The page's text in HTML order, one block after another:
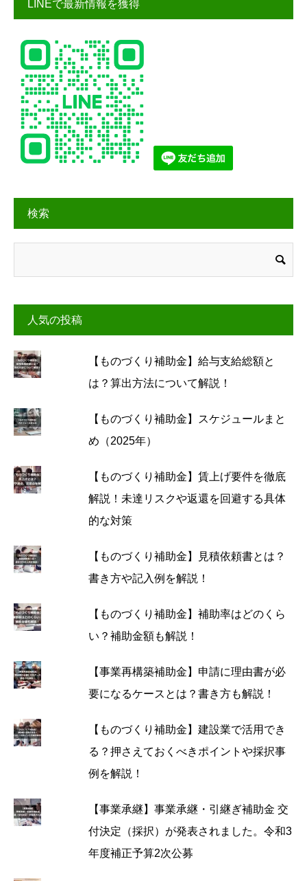
LINEで最新情報を獲得
検索
人気の投稿
【ものづくり補助金】給与支給総額と
は？算出方法について解説！
【ものづくり補助金】スケジュールまと
め（2025年）
【ものづくり補助金】賃上げ要件を徹底
解説！未達リスクや返還を回避する具体
的な対策
【ものづくり補助金】見積依頼書とは？
書き方や記入例を解説！
【ものづくり補助金】補助率はどのくら
い？補助金額も解説！
【事業再構築補助金】申請に理由書が必
要になるケースとは？書き方も解説！
【ものづくり補助金】建設業で活用でき
る？押さえておくべきポイントや採択事
例を解説！
【事業承継】事業承継・引継ぎ補助金 交
付決定（採択）が発表されました。令和3
年度補正予算2次公募